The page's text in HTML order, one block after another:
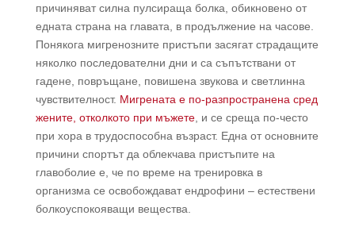
причиняват силна пулсираща болка, обикновено от
едната страна на главата, в продължение на часове.
Понякога мигренозните пристъпи засягат страдащите
няколко последователни дни и са съпътствани от
гадене, повръщане, повишена звукова и светлинна
чувствителност. Мигрената е по-разпространена сред
жените, отколкото при мъжете, и се среща по-често
при хора в трудоспособна възраст. Една от основните
причини спортът да облекчава пристъпите на
главоболие е, че по време на тренировка в
организма се освобождават ендрофини – естествени
болкоуспокояващи вещества.